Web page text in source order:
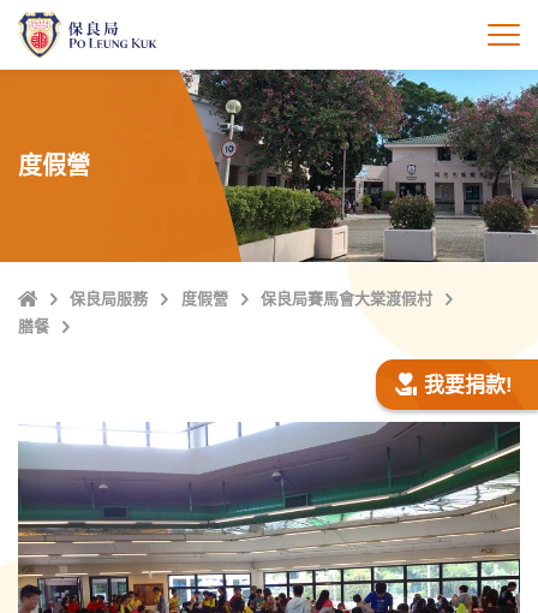
打
度假營
主
頁
保良局服務 度假營
保良局賽馬會大棠渡假村
膳餐
我要捐款!